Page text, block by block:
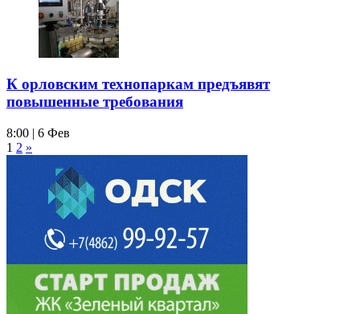
К орловским технопаркам предъявят
повышенные требования
8:00 | 6 Фев
1 2 »